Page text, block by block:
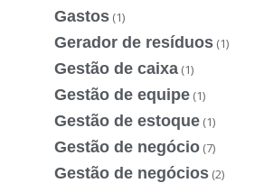
Gastos (1)
Gerador de resíduos (1)
Gestão de caixa (1)
Gestão de equipe (1)
Gestão de estoque (1)
Gestão de negócio (7)
Gestão de negócios (2)